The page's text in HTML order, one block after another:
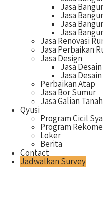
Jasa
Jasa
Jasa
Jasa
Jasa Renovasi
Jasa Perbaikan
Jasa Design
Jasa
Jasa
Perbaikan Atap
Jasa Bor Sumur
Jasa Galian Tanah
Qyusi
Program Cicil
Program
Loker
Berita
Contact
Jadwalkan Survey